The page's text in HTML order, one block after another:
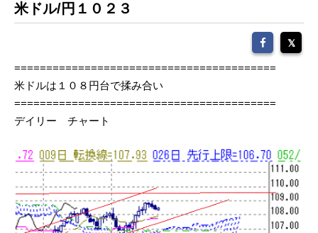
米ドル/円１０２３
=========================================
米ドルは１０８円台で揉み合い
=========================================
デイリー チャート